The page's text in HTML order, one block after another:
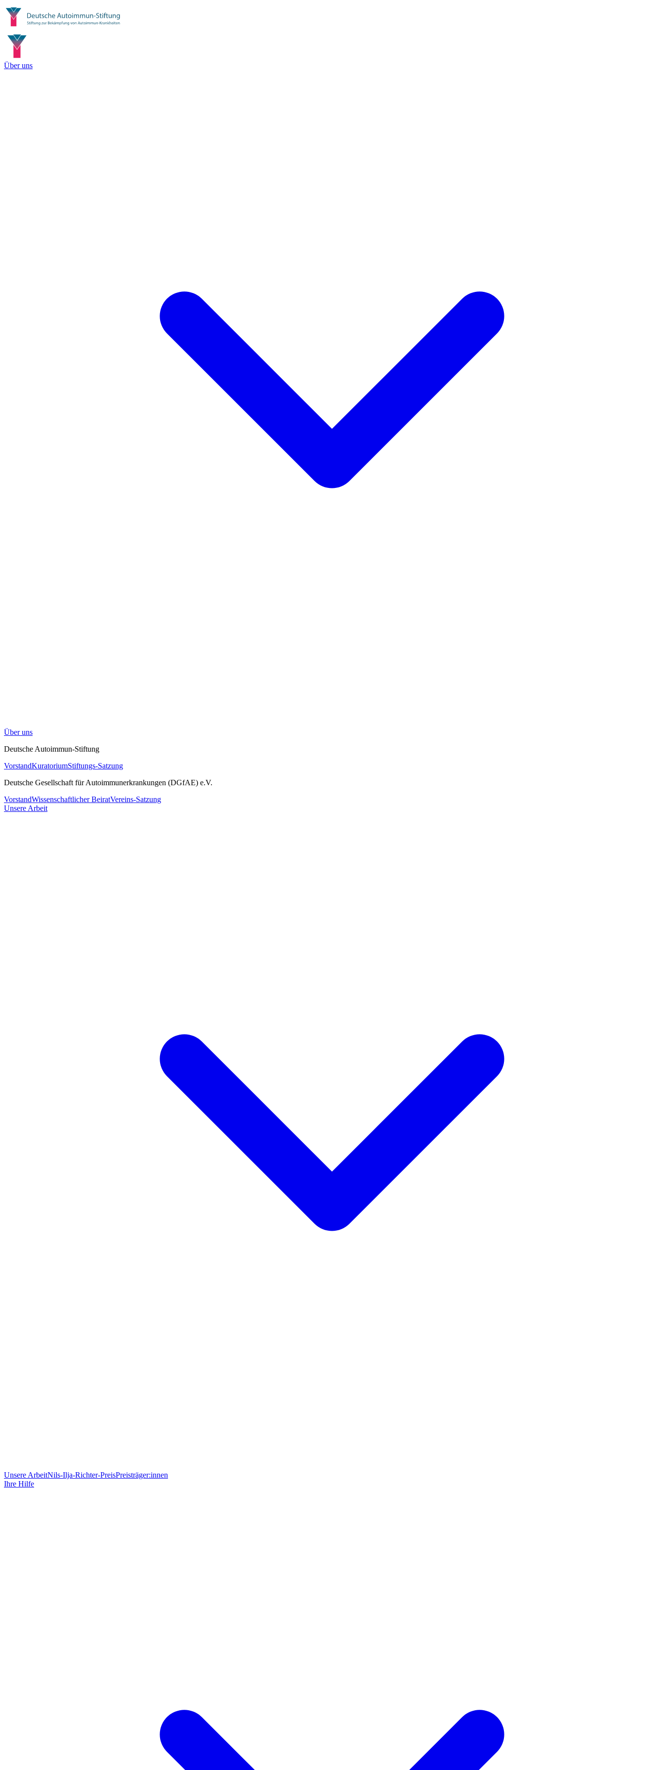
Über uns
Über uns
Deutsche Autoimmun-Stiftung
VorstandKuratoriumStiftungs-Satzung
Deutsche Gesellschaft für Autoimmunerkrankungen (DGfAE) e.V.
VorstandWissenschaftlicher BeiratVereins-Satzung
Unsere Arbeit
Unsere ArbeitNils-Ilja-Richter-PreisPreisträger:innen
Ihre Hilfe